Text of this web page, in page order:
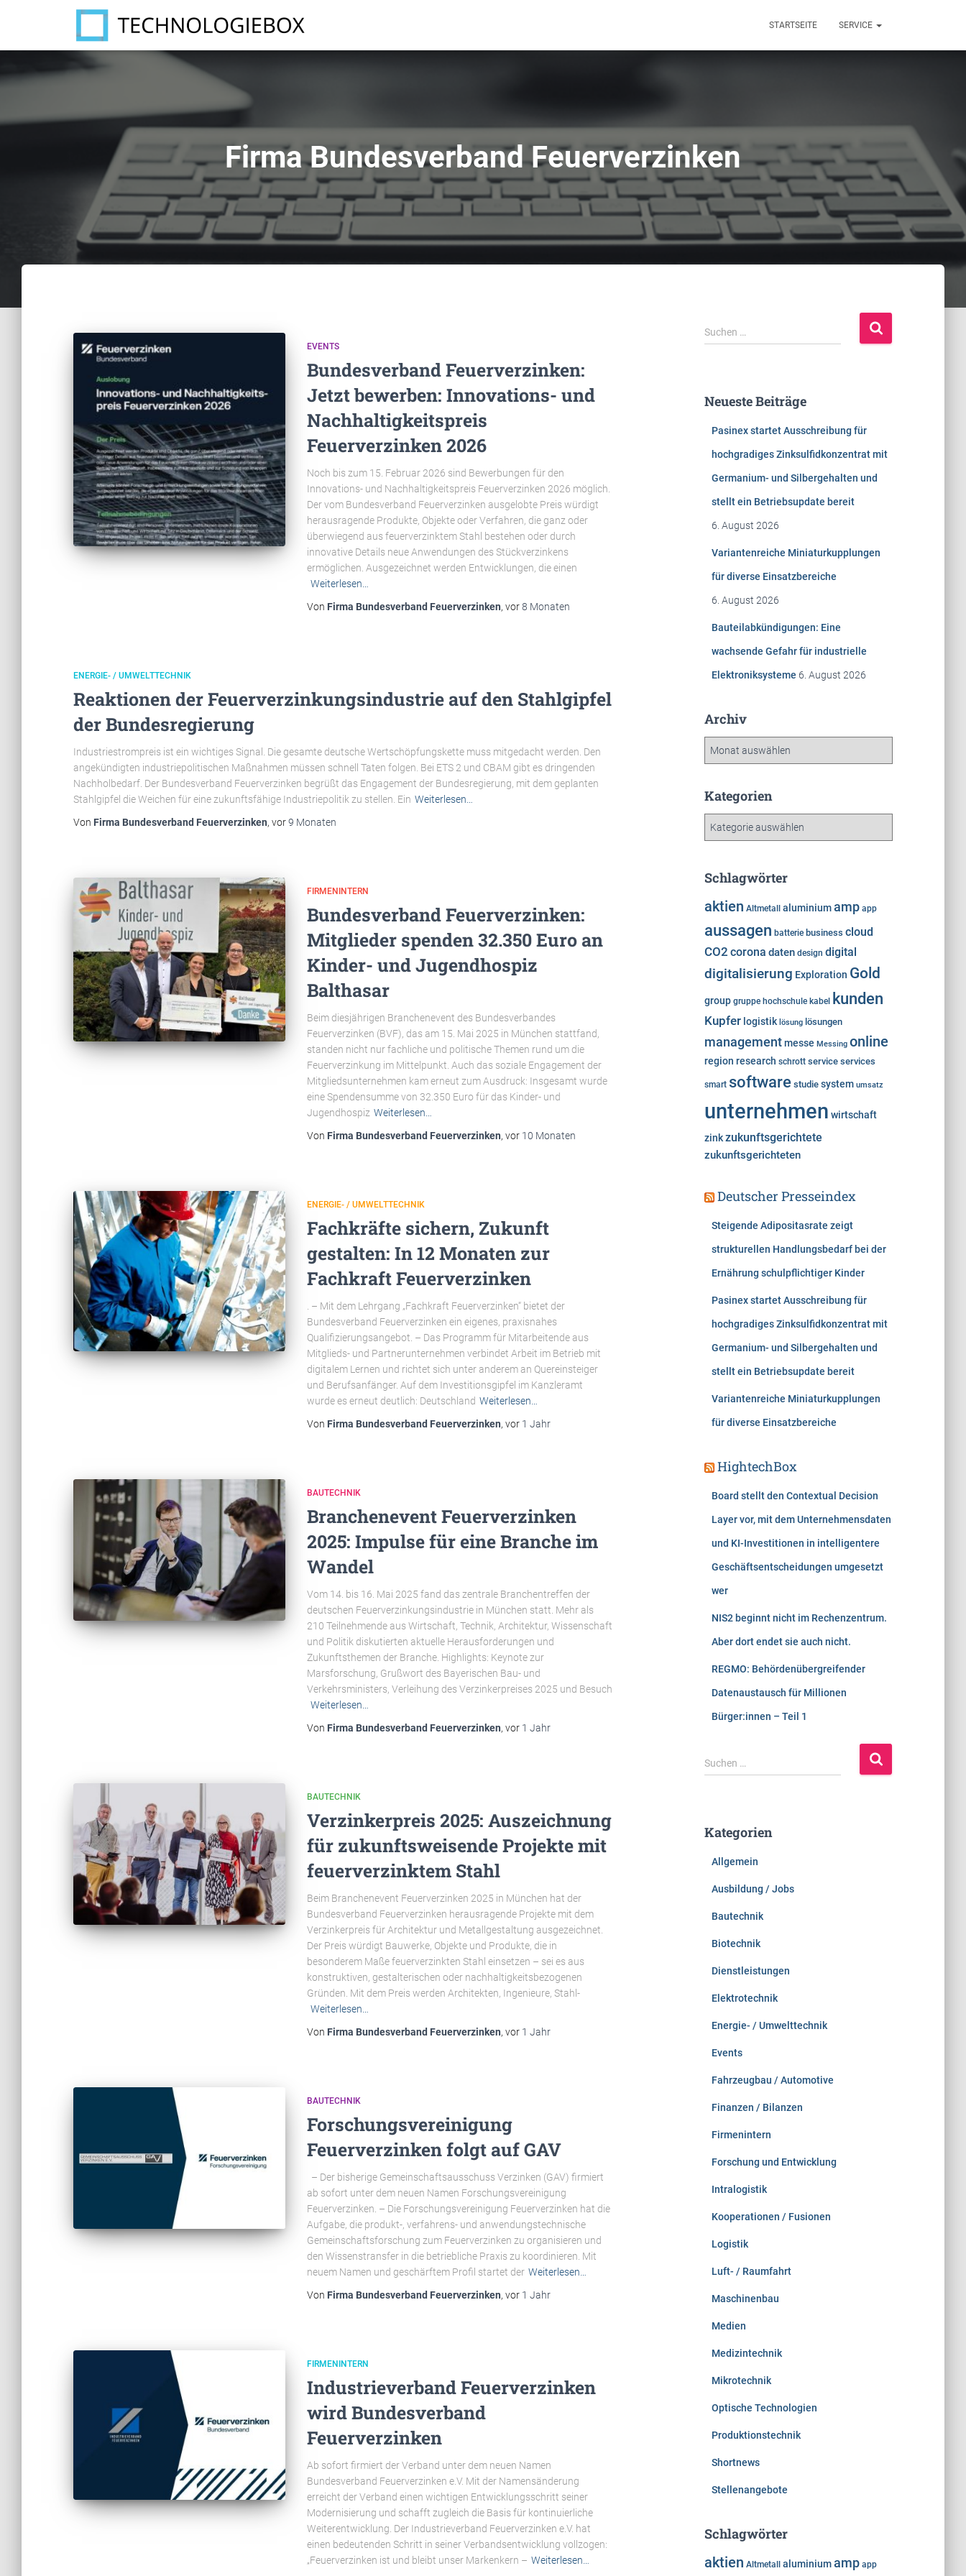
STARTSEITE SERVICE
Firma Bundesverband Feuerverzinken
EVENTS
Bundesverband Feuerverzinken:
Jetzt bewerben: Innovations- und
Nachhaltigkeitspreis
Feuerverzinken 2026
Noch bis zum 15. Februar 2026 sind Bewerbungen für den
Innovations- und Nachhaltigkeitspreis Feuerverzinken 2026 möglich.
Der vom Bundesverband Feuerverzinken ausgelobte Preis würdigt
herausragende Produkte, Objekte oder Verfahren, die ganz oder
überwiegend aus feuerverzinktem Stahl bestehen oder durch
innovative Details neue Anwendungen des Stückverzinkens
ermöglichen. Ausgezeichnet werden Entwicklungen, die einen
Weiterlesen…
Von Firma Bundesverband Feuerverzinken, vor8 Monaten
ENERGIE- / UMWELTTECHNIK
Reaktionen der Feuerverzinkungsindustrie auf den Stahlgipfel
der Bundesregierung
Industriestrompreis ist ein wichtiges Signal. Die gesamte deutsche Wertschöpfungskette muss mitgedacht werden. Den
angekündigten industriepolitischen Maßnahmen müssen schnell Taten folgen. Bei ETS 2 und CBAM gibt es dringenden
Nachholbedarf. Der Bundesverband Feuerverzinken begrüßt das Engagement der Bundesregierung, mit dem geplanten
Stahlgipfel die Weichen für eine zukunftsfähige Industriepolitik zu stellen. Ein Weiterlesen…
Von Firma Bundesverband Feuerverzinken, vor9 Monaten
FIRMENINTERN
Bundesverband Feuerverzinken:
Mitglieder spenden 32.350 Euro an
Kinder- und Jugendhospiz
Balthasar
Beim diesjährigen Branchenevent des Bundesverbandes
Feuerverzinken (BVF), das am 15. Mai 2025 in München stattfand,
standen nicht nur fachliche und politische Themen rund um die
Feuerverzinkung im Mittelpunkt. Auch das soziale Engagement der
Mitgliedsunternehmen kam erneut zum Ausdruck: Insgesamt wurde
eine Spendensumme von 32.350 Euro für das Kinder- und
Jugendhospiz Weiterlesen…
Von Firma Bundesverband Feuerverzinken, vor 10 Monaten
ENERGIE- / UMWELTTECHNIK
Fachkräfte sichern, Zukunft
gestalten: In 12 Monaten zur
Fachkraft Feuerverzinken
. – Mit dem Lehrgang „Fachkraft Feuerverzinken“ bietet der
Bundesverband Feuerverzinken ein eigenes, praxisnahes
Qualifizierungsangebot. – Das Programm für Mitarbeitende aus
Mitglieds- und Partnerunternehmen verbindet Arbeit im Betrieb mit
digitalem Lernen und richtet sich unter anderem an Quereinsteiger
und Berufsanfänger. Auf dem Investitionsgipfel im Kanzleramt
wurde es erneut deutlich: Deutschland Weiterlesen…
Von Firma Bundesverband Feuerverzinken, vor 1 Jahr
BAUTECHNIK
Branchenevent Feuerverzinken
2025: Impulse für eine Branche im
Wandel
Vom 14. bis 16. Mai 2025 fand das zentrale Branchentreffen der
deutschen Feuerverzinkungsindustrie in München statt. Mehr als
210 Teilnehmende aus Wirtschaft, Technik, Architektur, Wissenschaft
und Politik diskutierten aktuelle Herausforderungen und
Zukunftsthemen der Branche. Highlights: Keynote zur
Marsforschung, Grußwort des Bayerischen Bau- und
Verkehrsministers, Verleihung des Verzinkerpreises 2025 und Besuch
Weiterlesen…
Von Firma Bundesverband Feuerverzinken, vor 1 Jahr
BAUTECHNIK
Verzinkerpreis 2025: Auszeichnung
für zukunftsweisende Projekte mit
feuerverzinktem Stahl
Beim Branchenevent Feuerverzinken 2025 in München hat der
Bundesverband Feuerverzinken herausragende Projekte mit dem
Verzinkerpreis für Architektur und Metallgestaltung ausgezeichnet.
Der Preis würdigt Bauwerke, Objekte und Produkte, die in
besonderem Maße feuerverzinkten Stahl einsetzen – sei es aus
konstruktiven, gestalterischen oder nachhaltigkeitsbezogenen
Gründen. Mit dem Preis werden Architekten, Ingenieure, Stahl-
Weiterlesen…
Von Firma Bundesverband Feuerverzinken, vor 1 Jahr
BAUTECHNIK
Forschungsvereinigung
Feuerverzinken folgt auf GAV
– Der bisherige Gemeinschaftsausschuss Verzinken (GAV) firmiert
ab sofort unter dem neuen Namen Forschungsvereinigung
Feuerverzinken. – Die Forschungsvereinigung Feuerverzinken hat die
Aufgabe, die produkt-, verfahrens- und anwendungstechnische
Gemeinschaftsforschung zum Feuerverzinken zu organisieren und
den Wissenstransfer in die betriebliche Praxis zu koordinieren. Mit
neuem Namen und geschärftem Profil startet der Weiterlesen…
Von Firma Bundesverband Feuerverzinken, vor 1 Jahr
FIRMENINTERN
Industrieverband Feuerverzinken
wird Bundesverband
Feuerverzinken
Ab sofort firmiert der Verband unter dem neuen Namen
Bundesverband Feuerverzinken e.V. Mit der Namensänderung
erreicht der Verband einen wichtigen Entwicklungsschritt seiner
Modernisierung und schafft zugleich die Basis für kontinuierliche
Weiterentwicklung. Der Industrieverband Feuerverzinken e.V. hat
einen bedeutenden Schritt in seiner Verbandsentwicklung vollzogen:
„Feuerverzinken ist und bleibt unser Markenkern – Weiterlesen…
S
u
n
Suchen …
Neueste Beiträge
Pasinex startet Ausschreibung für
hochgradiges Zinksulfidkonzentrat mit
Germanium- und Silbergehalten und
stellt ein Betriebsupdate bereit
6. August 2026
Variantenreiche Miniaturkupplungen
für diverse Einsatzbereiche
6. August 2026
Bauteilabkündigungen: Eine
wachsende Gefahr für industrielle
Elektroniksysteme 6. August 2026
Archiv
h
Kategorien
g
i
e
Schlagwörter
aktien Altmetall aluminium amp app
aussagen batterie business cloud
CO2 corona daten design digital
digitalisierung Exploration Gold
group gruppe hochschule kabel kunden
Kupfer logistik lösung lösungen
management messe Messing online
region research schrott service services
smart software studie system umsatz
unternehmen wirtschaft
zink zukunftsgerichtete
zukunftsgerichteten
Deutscher Presseindex
Steigende Adipositasrate zeigt
strukturellen Handlungsbedarf bei der
Ernährung schulpflichtiger Kinder
Pasinex startet Ausschreibung für
hochgradiges Zinksulfidkonzentrat mit
Germanium- und Silbergehalten und
stellt ein Betriebsupdate bereit
Variantenreiche Miniaturkupplungen
für diverse Einsatzbereiche
HightechBox
Board stellt den Contextual Decision
Layer vor, mit dem Unternehmensdaten
und KI-Investitionen in intelligentere
Geschäftsentscheidungen umgesetzt
wer
NIS2 beginnt nicht im Rechenzentrum.
Aber dort endet sie auch nicht.
REGMO: Behördenübergreifender
Datenaustausch für Millionen
Bürger:innen – Teil 1
S
u
n
Suchen …
Kategorien
Allgemein
Ausbildung / Jobs
Bautechnik
Biotechnik
Dienstleistungen
Elektrotechnik
Energie- / Umwelttechnik
Events
Fahrzeugbau / Automotive
Finanzen / Bilanzen
Firmenintern
Forschung und Entwicklung
Intralogistik
Kooperationen / Fusionen
Logistik
Luft- / Raumfahrt
Maschinenbau
Medien
Medizintechnik
Mikrotechnik
Optische Technologien
Produktionstechnik
Shortnews
Stellenangebote
Schlagwörter
aktien Altmetall aluminium amp app